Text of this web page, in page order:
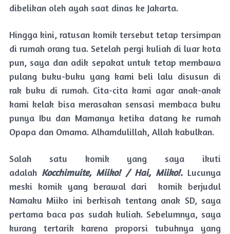
dibelikan oleh ayah saat dinas ke Jakarta.
Hingga kini, ratusan komik tersebut tetap tersimpan
di rumah orang tua. Setelah pergi kuliah di luar kota
pun, saya dan adik sepakat untuk tetap membawa
pulang buku-buku yang kami beli lalu disusun di
rak buku di rumah. Cita-cita kami agar anak-anak
kami kelak bisa merasakan sensasi membaca buku
punya Ibu dan Mamanya ketika datang ke rumah
Opapa dan Omama. Alhamdulillah, Allah kabulkan.
Salah satu komik yang saya ikuti
adalah Kocchimuite, Miiko! / Hai, Miiko!.Lucunya
meski komik yang berawal dari komik berjudul
Namaku Miiko ini berkisah tentang anak SD, saya
pertama baca pas sudah kuliah. Sebelumnya, saya
kurang tertarik karena proporsi tubuhnya yang